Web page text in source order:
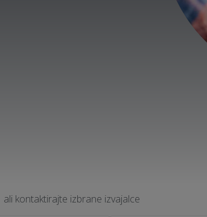
ali kontaktirajte izbrane izvajalce